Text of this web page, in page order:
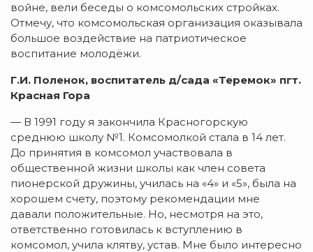
войне, вели беседы о комсомольских стройках.
Отмечу, что комсомольская организация оказывала
большое воздействие на патриотическое
воспитание молодёжи.
Г.И. Поленок, воспитатель д/сада «Теремок» пгт.
Красная Гора
— В 1991 году я закончила Красногорскую
среднюю школу №1. Комсомолкой стала в 14 лет.
До принятия в комсомол участвовала в
общественной жизни школы как член совета
пионерской дружины, училась на «4» и «5», была на
хорошем счету, поэтому рекомендации мне
давали положительные. Но, несмотря на это,
ответственно готовилась к вступлению в
комсомол, учила клятву, устав. Мне было интересно